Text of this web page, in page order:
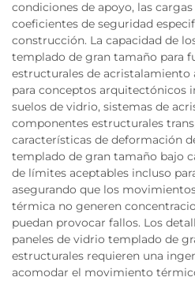
condiciones de apoyo, las
coeficientes de seguridad
construcción. La capacidad de
templado de gran tamaño para
estructurales de acristalamiento
para conceptos arquitectónicos
suelos de vidrio, sistemas de
componentes estructurales
características de deformación
templado de gran tamaño bajo
de límites aceptables incluso
asegurando que los
térmica no generen
puedan provocar fallos. Los
paneles de vidrio templado de
estructurales requieren una
acomodar el movimiento